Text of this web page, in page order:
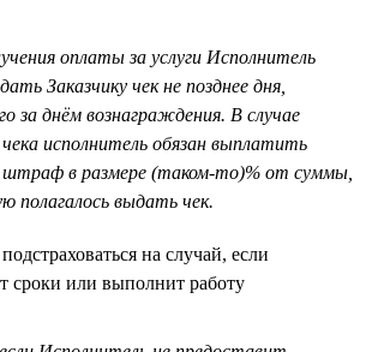
оплаты за услуги Исполнитель
Заказчику чек не позднее дня,
за днём вознаграждения. В случае
исполнитель обязан выплатить
штраф в размере (таком-то)% от суммы,
полагалось выдать чек.
на случай, если
сроки или выполнит работу